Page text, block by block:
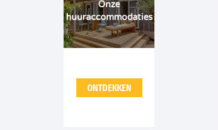
Onze
huuraccommodaties
ONTDEKKEN